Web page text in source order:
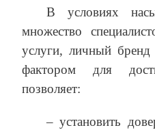
В условиях
множество
услуги, личный
фактором для
позволяет:
– установить